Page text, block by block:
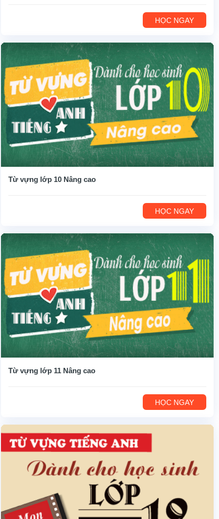
HỌC NGAY
Từ vựng lớp 10 Nâng cao
HỌC NGAY
Từ vựng lớp 11 Nâng cao
HỌC NGAY